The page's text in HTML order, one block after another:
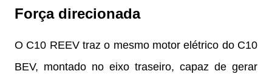
Força direcionada
O C10 REEV traz o mesmo motor elétrico do C10
BEV, montado no eixo traseiro, capaz de gerar